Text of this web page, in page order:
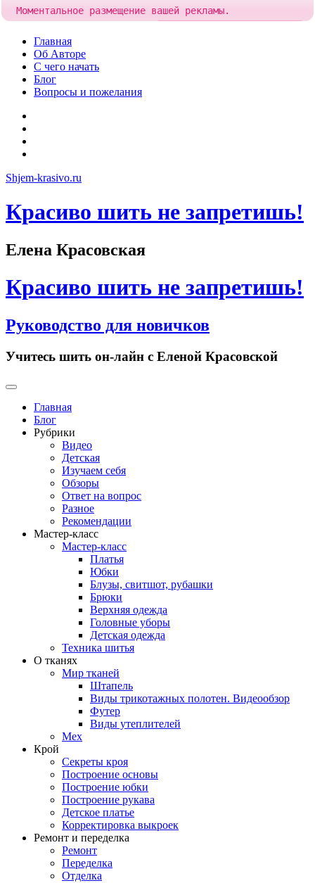
Skip
content
Главная
Об Авторе
С чего начать
Блог
Вопросы и пожелания
Shjem-krasivo.ru
Красиво шить не запретишь!
Елена Красовская
Красиво шить не запретишь!
Руководство для новичков
Учитесь шить он-лайн с Еленой Красовской
Primary
Главная
Блог
Рубрики
Видео
Детская
Изучаем себя
Обзоры
Ответ на вопрос
Разное
Рекомендации
Мастер-класс
Мастер-класс
Платья
Юбки
Блузы, свитшот, рубашки
Брюки
Верхняя одежда
Головные уборы
Детская одежда
Техника шитья
О тканях
Мир тканей
Штапель
Виды трикотажных полотен. Видеообзор
Футер
Виды утеплителей
Мех
Крой
Секреты кроя
Построение основы
Построение юбки
Построение рукава
Детское платье
Корректировка выкроек
Ремонт и переделка
Ремонт
Переделка
Отделка
Моментальное размещение вашей рекламы.